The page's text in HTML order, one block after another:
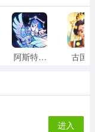
阿斯特赖亚六面神谕 古国
进入